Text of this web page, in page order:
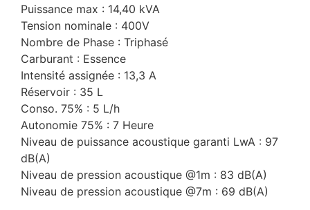
Puissance max : 14,40 kVA
Tension nominale : 400V
Nombre de Phase : Triphasé
Carburant : Essence
Intensité assignée : 13,3 A
Réservoir : 35 L
Conso. 75% : 5 L/h
Autonomie 75% : 7 Heure
Niveau de puissance acoustique garanti LwA : 97
dB(A)
Niveau de pression acoustique @1m : 83 dB(A)
Niveau de pression acoustique @7m : 69 dB(A)